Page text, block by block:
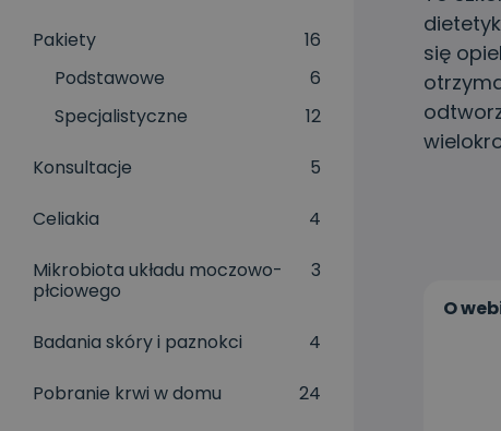
Pakiety
16
Podstawowe
6
Specjalistyczne
12
Konsultacje 5
Celiakia 4
Mikrobiota układu moczowo-
płciowego
3
Badania skóry i paznokci 4
Pobranie krwi w domu 24
się
O